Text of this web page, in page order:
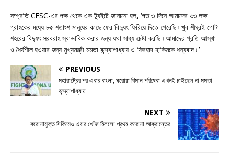
সম্প্রতি CESC-এর পক্ষ থেকে এক ট্যুইটে জানানো হল, ‘গত ৩ দিনে আমাদের ৩৩ লক্ষ
গ্রাহকের মধ্যে ৮৫ শতাংশ মানুষের কাছে ফের বিদ্যুৎ ফিরিয়ে দিতে পেরেছি ৷ খুব শীঘ্রই গোটা
শহরের বিদ্যুৎ সরবরাহ স্বাভাবিক করার জন্য যথা সাধ্য চেষ্টা করছি ৷ আমাদের প্রতি আস্থা
ও ধৈর্যশীল হওয়ার জন্য মুখ্যমন্ত্রী মমতা বন্দ্যোপাধ্যায় ও ফিরহাদ হাকিমকে ধন্যবাদ ৷ ’
PREVIOUS
মহারাষ্ট্রের পর এবার বাংলা, ঘরোয়া বিমান পরিষেবা এখনই চাইছেন না মমতা
বন্দ্যোপাধ্যায়
NEXT
করোনামুক্ত সিকিমেও এবার খোঁজ মিললো প্রথম করোনা আক্রান্তের